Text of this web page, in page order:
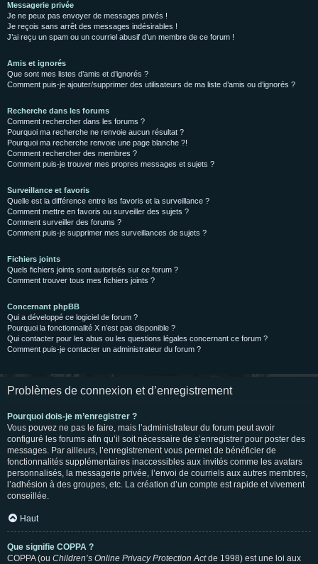
Messagerie privée
Je ne peux pas envoyer de messages privés !
Je reçois sans arrêt des messages indésirables !
J’ai reçu un spam ou un courriel abusif d’un membre de ce forum !
Amis et ignorés
Que sont mes listes d’amis et d’ignorés ?
Comment puis-je ajouter/supprimer des utilisateurs de ma liste d’amis ou d’ignorés ?
Recherche dans les forums
Comment rechercher dans les forums ?
Pourquoi ma recherche ne renvoie aucun résultat ?
Pourquoi ma recherche renvoie une page blanche ?!
Comment rechercher des membres ?
Comment puis-je trouver mes propres messages et sujets ?
Surveillance et favoris
Quelle est la différence entre les favoris et la surveillance ?
Comment mettre en favoris ou surveiller des sujets ?
Comment surveiller des forums ?
Comment puis-je supprimer mes surveillances de sujets ?
Fichiers joints
Quels fichiers joints sont autorisés sur ce forum ?
Comment trouver tous mes fichiers joints ?
Concernant phpBB
Qui a développé ce logiciel de forum ?
Pourquoi la fonctionnalité X n’est pas disponible ?
Qui contacter pour les abus ou les questions légales concernant ce forum ?
Comment puis-je contacter un administrateur du forum ?
Problèmes de connexion et d’enregistrement
Pourquoi dois-je m’enregistrer ?
Vous pouvez ne pas le faire, mais l’administrateur du forum peut avoir
configuré les forums afin qu’il soit nécessaire de s’enregistrer pour poster des
messages. Par ailleurs, l’enregistrement vous permet de bénéficier de
fonctionnalités supplémentaires inaccessibles aux invités comme les avatars
personnalisés, la messagerie privée, l’envoi de courriels aux autres membres,
l’adhésion à des groupes, etc. La création d’un compte est rapide et vivement
conseillée.
Haut
Que signifie COPPA ?
COPPA (ou Children’s Online Privacy Protection Actde 1998) est une loi aux